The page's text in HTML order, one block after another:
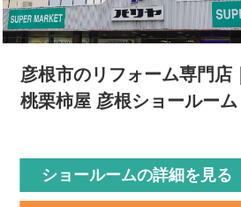
彦根市のリフォーム専門店｜
桃栗柿屋 彦根ショールーム
ショールームの詳細を見る